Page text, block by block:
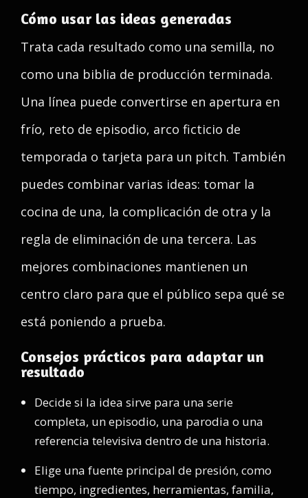
Cómo usar las ideas generadas
Trata cada resultado como una semilla, no
como una biblia de producción terminada.
Una línea puede convertirse en apertura en
frío, reto de episodio, arco ficticio de
temporada o tarjeta para un pitch. También
puedes combinar varias ideas: tomar la
cocina de una, la complicación de otra y la
regla de eliminación de una tercera. Las
mejores combinaciones mantienen un
centro claro para que el público sepa qué se
está poniendo a prueba.
Consejos prácticos para adaptar un
resultado
Decide si la idea sirve para una serie
completa, un episodio, una parodia o una
referencia televisiva dentro de una historia.
Elige una fuente principal de presión, como
tiempo, ingredientes, herramientas, familia,